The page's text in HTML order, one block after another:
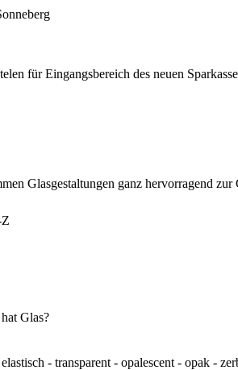
für Eingangsbereich des neuen
Glasgestaltungen ganz hervorragend
Glas?
- transparent - opalescent - opak -